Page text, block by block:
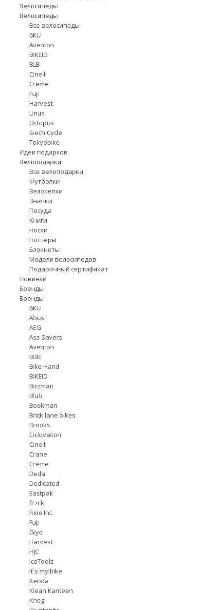
Велосипеды
Велосипеды
Все велосипеды
6KU
Aventon
BIKEID
BLB
Cinelli
Creme
Fuji
Harvest
Linus
Octopus
Siech Cycle
Tokyobike
Идеи подарков
Велоподарки
Все велоподарки
Футболки
Велокепки
Значки
Посуда
Книги
Носки
Постеры
Блокноты
Модели велосипедов
Подарочный сертификат
Новинки
Бренды
Бренды
6KU
Abus
AEG
Ass Savers
Aventon
BBB
Bike Hand
BIKEID
Birzman
Blub
Bookman
Brick lane bikes
Brooks
Ciclovation
Cinelli
Crane
Creme
Deda
Dedicated
Eastpak
fi'zi:k
Fixie Inc.
Fuji
Giyo
Harvest
HJC
IceToolz
it`s my!bike
Kenda
Klean Kanteen
Knog